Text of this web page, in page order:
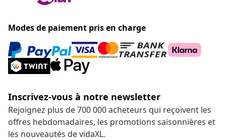
Modes de paiement pris en charge
Inscrivez-vous à notre newsletter
Rejoignez plus de 700 000 acheteurs qui reçoivent les
offres hebdomadaires, les promotions saisonnières et
les nouveautés de vidaXL.